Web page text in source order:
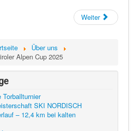
Weiter
Über uns
Alpen Cup 2025
SKI NORDISCH
– 12,4 km bei kalten